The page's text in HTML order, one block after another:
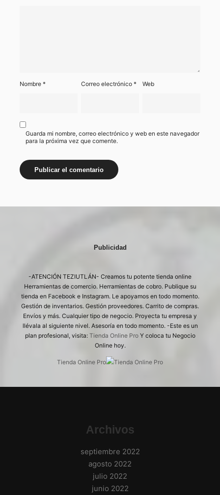
Nombre * Correo electrónico* Web
Guarda mi nombre, correo electrónico y web en este navegador
para la próxima vez que comente.
Publicidad
-ATENCIÓN TEZIUTLÁN- Creamos tu potente tienda online
Herramientas de comercio. Herramientas de cobro. Publique su
tienda en Facebook e Instagram. Le apoyamos en todo momento.
Gestión de inventarios. Gestión proveedores. Carrito de compras.
Envíos y más. Cualquier tipo de negocio. Proyecta tu empresa y
llévala al siguiente nivel. Asesoría en todo momento. -Este es un
plan profesional, visita: Tienda Online ProY coloca tu Negocio
Online hoy.
Tienda Online Pro Tienda Online Pro
Archivos
septiembre 2022
agosto 2022
julio 2022
junio 2022